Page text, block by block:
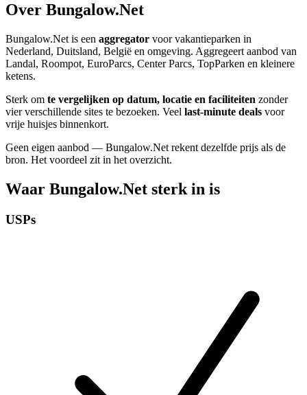
Over Bungalow.Net
Bungalow.Net is een aggregator voor vakantieparken in
Nederland, Duitsland, België en omgeving. Aggregeert aanbod van
Landal, Roompot, EuroParcs, Center Parcs, TopParken en kleinere
ketens.
Sterk om te vergelijken op datum, locatie en faciliteiten zonder
vier verschillende sites te bezoeken. Veel last-minute deals voor
vrije huisjes binnenkort.
Geen eigen aanbod — Bungalow.Net rekent dezelfde prijs als de
bron. Het voordeel zit in het overzicht.
Waar Bungalow.Net sterk in is
USPs